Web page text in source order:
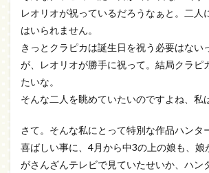
レオリオが祝っているだろうなぁと。二人
はいられません。
きっとクラピカは誕生日を祝う必要はない
が、レオリオが勝手に祝って。結局クラピ
たいな。
そんな二人を眺めていたいのですよね、私
さて。そんな私にとって特別な作品ハンタ
喜ばしい事に、4月から中3の上の娘も、娘
がさんざんテレビで見ていたせいか、ハン